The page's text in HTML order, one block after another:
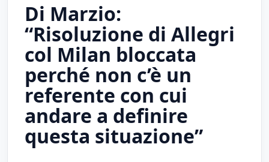
Di Marzio:
“Risoluzione di Allegri
col Milan bloccata
perché non c’è un
referente con cui
andare a definire
questa situazione”